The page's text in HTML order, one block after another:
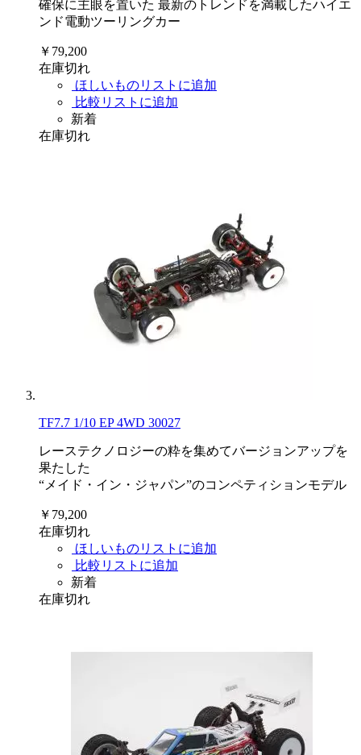
確保に主眼を置いた 最新のトレンドを満載したハイエ
ンド電動ツーリングカー
￥79,200
在庫切れ
ほしいものリストに追加
比較リストに追加
新着
在庫切れ
TF7.7 1/10 EP 4WD 30027
レーステクノロジーの粋を集めてバージョンアップを
果たした
“メイド・イン・ジャパン”のコンペティションモデル
￥79,200
在庫切れ
ほしいものリストに追加
比較リストに追加
新着
在庫切れ